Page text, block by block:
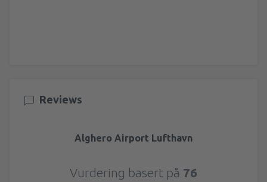
Reviews
Alghero Airport Lufthavn
Vurdering basert på 76